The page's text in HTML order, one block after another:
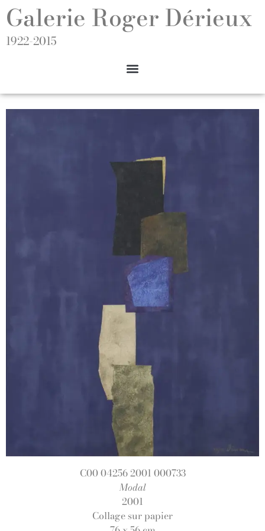
Galerie Roger Dérieux
1922-2015
C00 04256 2001 000733
Modal
2001
Collage sur papier